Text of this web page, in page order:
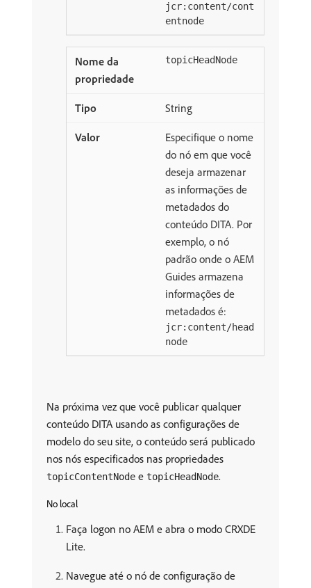
jcr:content/cont
entnode
topicHeadNode
String
Especifique o nome
do nó em que você
deseja armazenar
as informações de
metadados do
conteúdo DITA. Por
exemplo, o nó
padrão onde o AEM
Guides armazena
informações de
metadados é:
jcr:content/head
node
Na próxima vez que você publicar qualquer
conteúdo DITA usando as configurações de
modelo do seu site, o conteúdo será publicado
nos nós especificados nas propriedades
topicContentNode e topicHeadNode.
No local
Faça logon no AEM e abra o modo CRXDE
Lite.
Navegue até o nó de configuração de